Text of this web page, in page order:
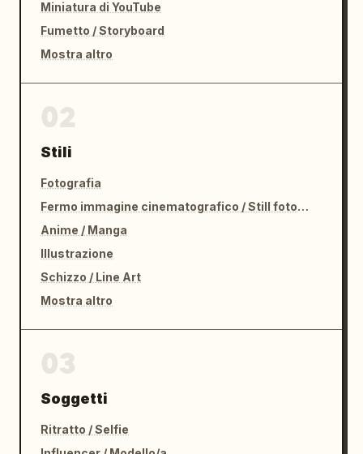
Miniatura di YouTube
Fumetto / Storyboard
Mostra altro
Stili
Fotografia
Fermo immagine cinematografico / Still fotografico
Anime / Manga
Illustrazione
Schizzo / Line Art
Mostra altro
Soggetti
Ritratto / Selfie